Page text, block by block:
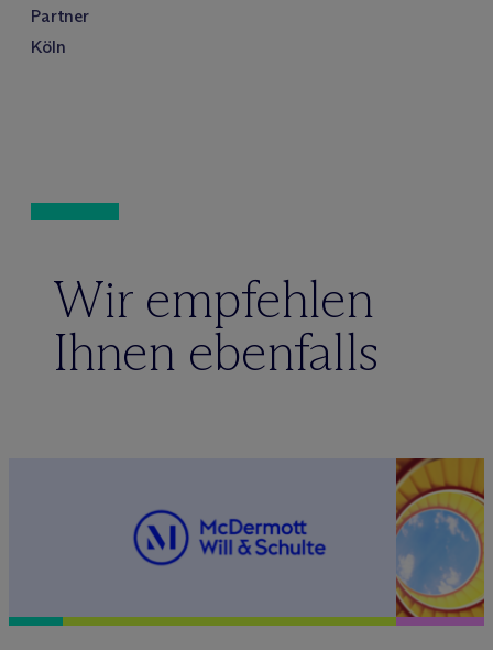
Partner
Köln
Wir empfehlen
Ihnen ebenfalls